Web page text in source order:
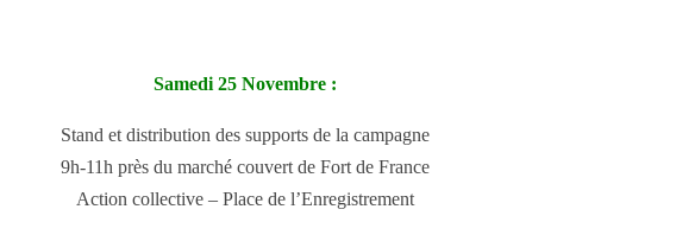
Samedi 25 Novembre :
Stand et distribution des supports de la campagne
9h-11h près du marché couvert de Fort de France
Action collective – Place de l’Enregistrement